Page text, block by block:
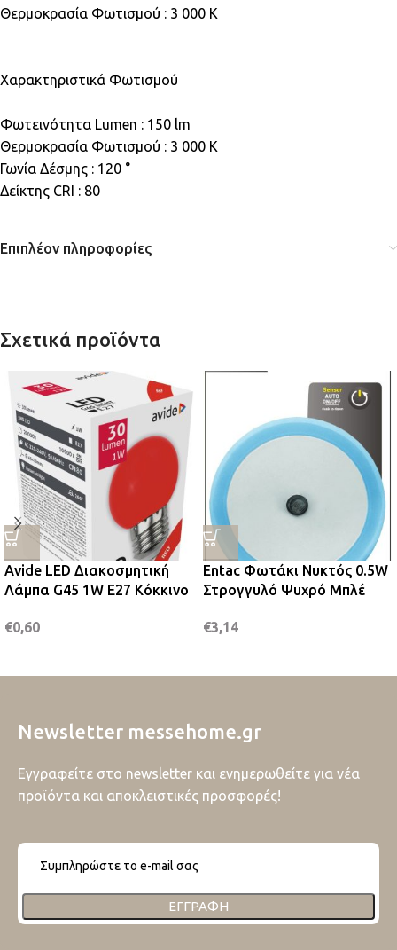
Θερμοκρασία Φωτισμού : 3 000 K
Χαρακτηριστικά Φωτισμού
Φωτεινότητα Lumen : 150 lm
Θερμοκρασία Φωτισμού : 3 000 K
Γωνία Δέσμης : 120 °
Δείκτης CRI : 80
Επιπλέον πληροφορίες
Σχετικά προϊόντα
Avide LED Διακοσμητική
Λάμπα G45 1W E27 Κόκκινο
€0,60
Entac Φωτάκι Νυκτός 0.5W
Στρογγυλό Ψυχρό Μπλέ
€3,14
Newsletter messehome.gr
Εγγραφείτε στο newsletter και ενημερωθείτε για νέα
προϊόντα και αποκλειστικές προσφορές!
ΕΓΓΡΑΦΉ